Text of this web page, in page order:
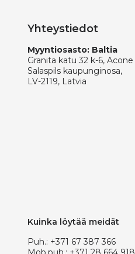
Yhteystiedot
Myyntiosasto: Baltia
Granita katu 32 k-6, Acone
Salaspils kaupunginosa,
LV-2119, Latvia
Kuinka löytää meidät
Puh.: +371 67 387 366